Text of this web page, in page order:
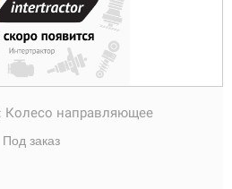
Колесо направляющее
Под заказ